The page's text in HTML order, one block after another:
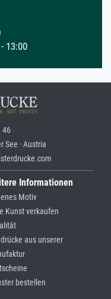
13:00
46
See · Austria
Informationen
Motiv
Kunst verkaufen
aus unserer
bestellen